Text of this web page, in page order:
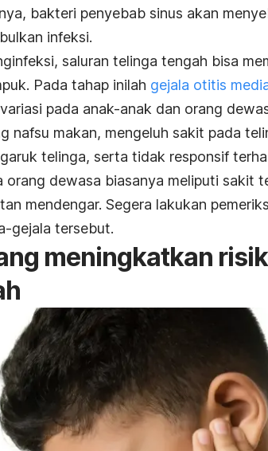
bakteri penyebab sinus akan
infeksi.
saluran telinga tengah bisa
Pada tahap inilah gejala otitis
pada anak-anak dan orang
nafsu makan, mengeluh sakit pada
telinga, serta tidak responsif
orang dewasa biasanya meliputi sakit
mendengar. Segera lakukan
gejala tersebut.
meningkatkan